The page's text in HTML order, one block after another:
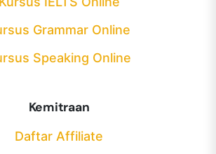
Grammar Online
Speaking Online
Kemitraan
Daftar Affiliate